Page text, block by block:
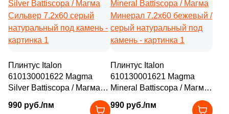
28.5x30 (3)
28.3x32.8 (12)
28.5x32 (4)
28.5x24.5 (4)
28.4x32.4 (
Плинтус Italon
610130001622 Magma
Silver Battiscopa / Магма
натуральный под камень
990 руб./пм
Плинтус Italon
610130001621 Magma
Mineral Battiscopa / Магма
Минерал 7.2x60 бежевый /
серый натуральный под
990 руб./пм